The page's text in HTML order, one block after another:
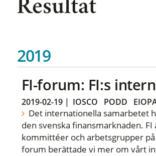
Resultat
2019
FI-forum: FI:s
2019-02-19| IOSCO PODD
Det internationella samarbetet
den svenska finansmarknaden.
kommittéer och arbetsgrupper
forum berättade vi mer om vårt